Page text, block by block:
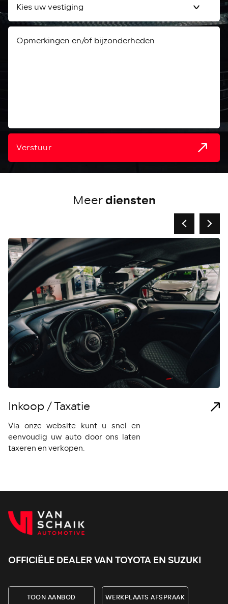
Verstuur
Meerdiensten
Inkoop / Taxatie
Via onze website kunt u snel en
eenvoudig uw auto door ons laten
taxeren en verkopen.
OFFICIËLE DEALER VAN TOYOTA EN SUZUKI
TOON AANBOD WERKPLAATS AFSPRAAK